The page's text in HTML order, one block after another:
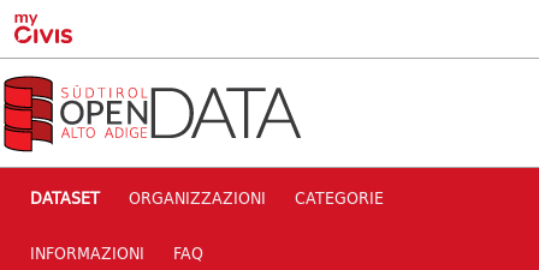
Skip to main content
DATASET ORGANIZZAZIONI CATEGORIE
INFORMAZIONI FAQ